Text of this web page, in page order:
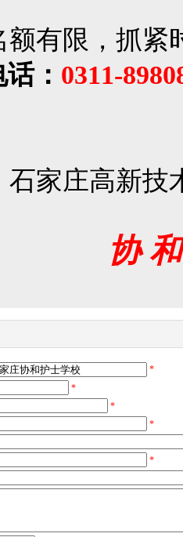
额有限，抓紧
： 0311-
家庄高新技
协
*
*
*
*
*